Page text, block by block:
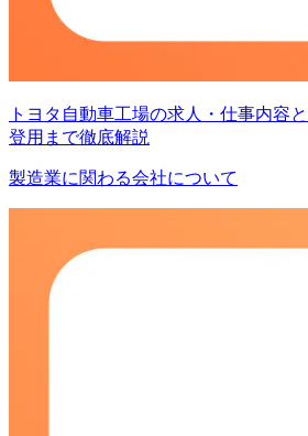
トヨタ自動車工場の求人・仕事内容
登用まで徹底解説
製造業に関わる会社について